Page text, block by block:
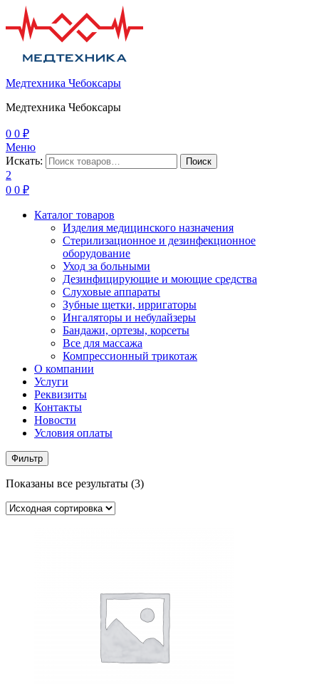
Медтехника Чебоксары
Медтехника Чебоксары
0 0 ₽
Меню
Искать:
Поиск
2
0 0 ₽
Каталог товаров
Изделия медицинского назначения
Стерилизационное и дезинфекционное
оборудование
Уход за больными
Дезинфицирующие и моющие средства
Слуховые аппараты
Зубные щетки, ирригаторы
Ингаляторы и небулайзеры
Бандажи, ортезы, корсеты
Все для массажа
Компрессионный трикотаж
О компании
Услуги
Реквизиты
Контакты
Новости
Условия оплаты
Фильтр
Показаны все результаты (3)